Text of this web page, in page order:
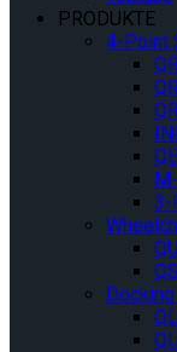
PRODUKTE
4-Point
3-